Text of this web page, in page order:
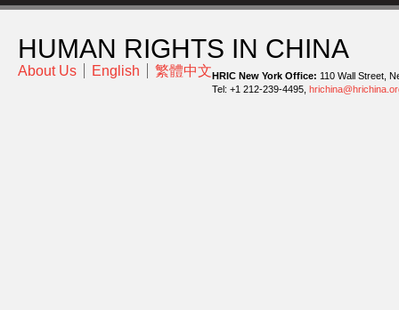
HUMAN RIGHTS IN CHINA
About Us English 繁體中文HRIC New York Office: 110 Wall Street,
Tel: +1 212-239-4495,